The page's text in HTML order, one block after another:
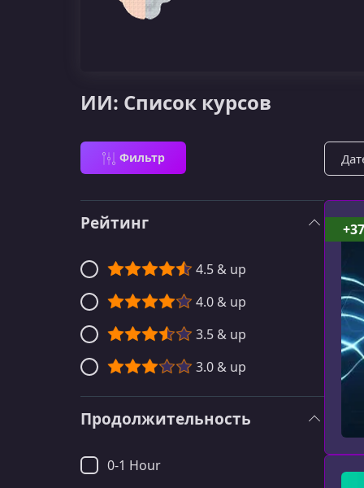
ИИ: Список курсов
Фильтр
Рейтинг
4.5 & up
4.0 & up
3.5 & up
3.0 & up
Продолжительность
0-1 Hour
+37